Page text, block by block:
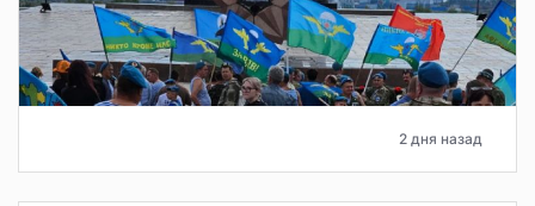
2 дня назад